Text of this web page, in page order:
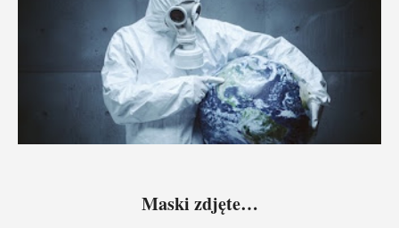
Maski zdjęte…